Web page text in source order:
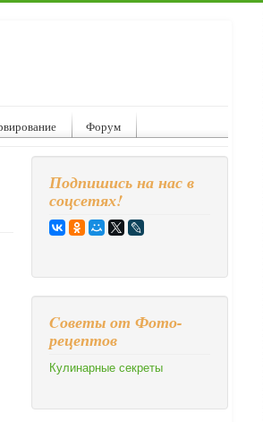
Форум
Подпишись на нас в
соцсетях!
Cоветы от Фото-
рецептов
Кулинарные секреты